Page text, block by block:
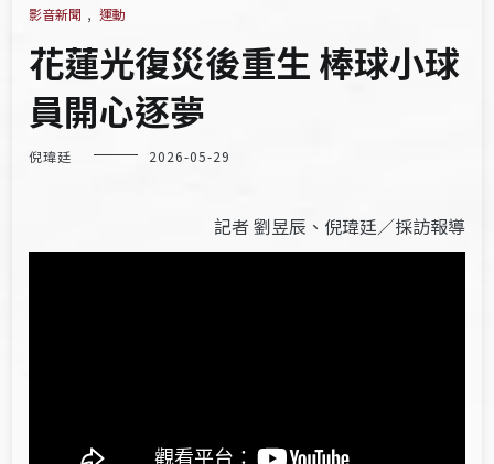
影音新聞 , 運動
花蓮光復災後重生 棒球小球
員開心逐夢
倪瑋廷 2026-05-29
記者 劉昱辰、倪瑋廷／採訪報導